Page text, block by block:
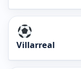
Villarreal